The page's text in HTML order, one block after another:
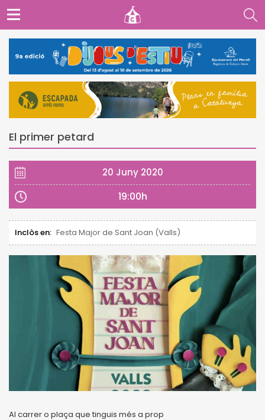
El primer petard
20 Juny 2020
19:00h
Inclòs en: Festa Major de Sant Joan (Valls)
Al carrer o plaça que tinguis més a prop